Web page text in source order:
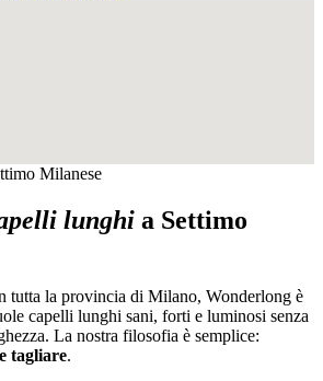
Milanese
lunghi a Settimo
tutta la provincia di Milano, Wonderlong è
capelli lunghi sani, forti e luminosi senza
La nostra filosofia è semplice:
tagliare.